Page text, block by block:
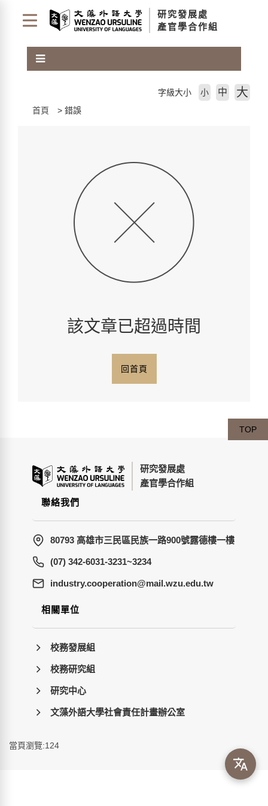
首頁
錯誤
字級大小 小 中 大
該文章已超過時間
回首頁
研究發展處
產官學合作組
聯絡我們
80793 高雄市三民區民族一路900號露德樓一樓
(07) 342-6031-3231~3234
wt.ude.uzw.liam@noitarepooc.yrtsudni
相關單位
校務發展組
校務研究組
研究中心
文藻外語大學社會責任計畫辦公室
當頁瀏覽:124
TOP
研究發展處
產官學合作組